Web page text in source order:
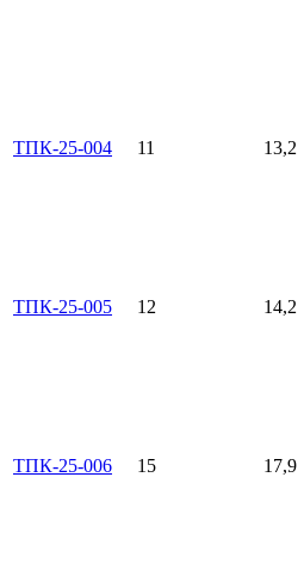
ТПК-25-004 11 13,2
ТПК-25-005 12 14,2
ТПК-25-006 15 17,9